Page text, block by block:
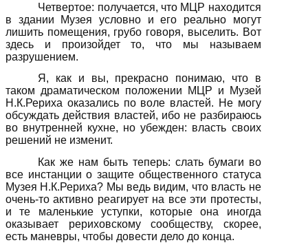
Четвертое: получается, что МЦР находится
в здании Музея условно и его реально могут
лишить помещения, грубо говоря, выселить. Вот
здесь и произойдет то, что мы называем
разрушением.
Я, как и вы, прекрасно понимаю, что в
таком драматическом положении МЦР и Музей
Н.К.Рериха оказались по воле властей. Не могу
обсуждать действия властей, ибо не разбираюсь
во внутренней кухне, но убежден: власть своих
решений не изменит.
Как же нам быть теперь: слать бумаги во
все инстанции о защите общественного статуса
Музея Н.К.Рериха? Мы ведь видим, что власть не
очень-то активно реагирует на все эти протесты,
и те маленькие уступки, которые она иногда
оказывает рериховскому сообществу, скорее,
есть маневры, чтобы довести дело до конца.